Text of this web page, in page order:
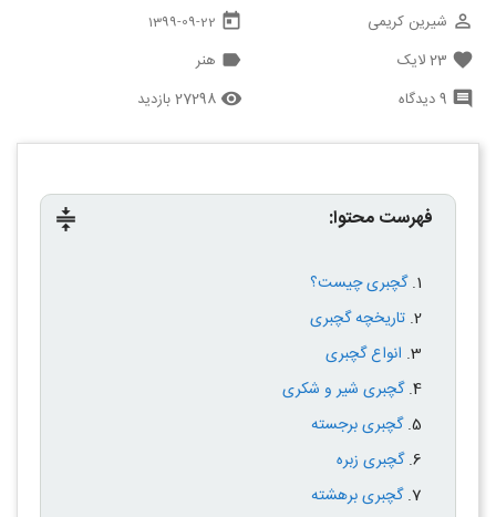
today
1399-09-22 perm_identity شیرین کریمی
label هنر favorite
23لایک
remove_red_eye 27298 بازدید comment 9 دیدگاه
compress فهرست محتوا:
گچبری چیست؟
تاریخچه گچبری
انواع گچبری
گچبری شیر و شکری
گچبری برجسته
گچبری زبره
گچبری برهشته